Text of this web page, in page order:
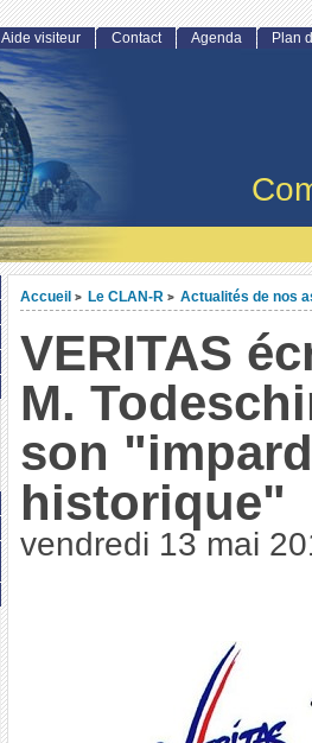
Accueil > Le CLAN-R > Actualités de nos
VERITAS
M.
son
historique"
vendredi 13 mai
Aide visiteur Contact Agenda Plan